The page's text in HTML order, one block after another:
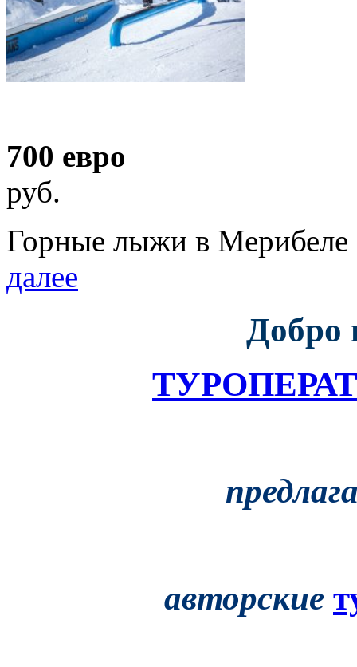
700 евро
руб.
Горные лыжи в Мерибеле
далее
Добро
авторские